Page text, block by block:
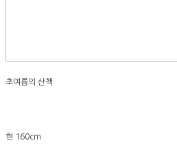
초여름의 산책
현 160cm